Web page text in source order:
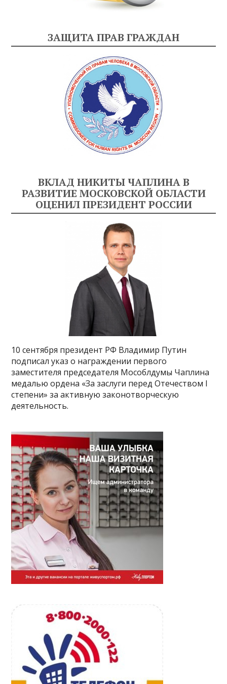
ЗАЩИТА ПРАВ ГРАЖДАН
ВКЛАД НИКИТЫ ЧАПЛИНА В
РАЗВИТИЕ МОСКОВСКОЙ ОБЛАСТИ
ОЦЕНИЛ ПРЕЗИДЕНТ РОССИИ
10 сентября президент РФ Владимир Путин
подписал указ о награждении первого
заместителя председателя Мособлдумы Чаплина
медалью ордена «За заслуги перед Отечеством I
степени» за активную законотворческую
деятельность.